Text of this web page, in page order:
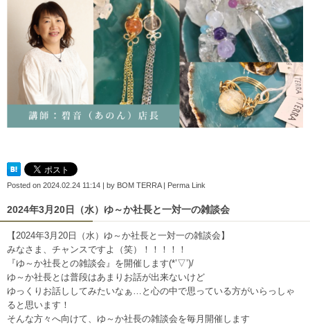
Posted on 2024.02.24 11:14 | by BOM TERRA| Perma Link
2024年3月20日（水）ゆ～か社長と一対一の雑談会
【2024年3月20日（水）ゆ～か社長と一対一の雑談会】
みなさま、チャンスですよ（笑）！！！！！
『ゆ～か社長との雑談会』を開催します(*’▽’)/
ゆ～か社長とは普段はあまりお話が出来ないけど
ゆっくりお話ししてみたいなぁ…と心の中で思っている方がいらっしゃ
ると思います！
そんな方々へ向けて、ゆ～か社長の雑談会を毎月開催します